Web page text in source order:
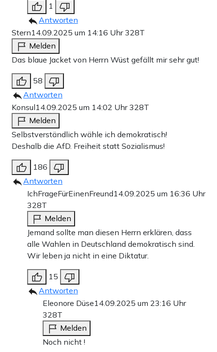
1
Antworten
Stern14.09.2025 um 14:16 Uhr328T
Melden
Das blaue Jacket von Herrn Wüst gefällt mir sehr gut!
58
Antworten
Konsul14.09.2025 um 14:02 Uhr328T
Melden
Selbstverständlich wähle ich demokratisch!
Deshalb die AfD. Freiheit statt Sozialismus!
186
Antworten
IchFrageFürEinenFreund14.09.2025 um 16:36 Uhr
328T
Melden
Jemand sollte man diesen Herrn erklären, dass
alle Wahlen in Deutschland demokratisch sind.
Wir leben ja nicht in eine Diktatur.
15
Antworten
Eleonore Düse14.09.2025 um 23:16 Uhr
328T
Melden
Noch nicht !